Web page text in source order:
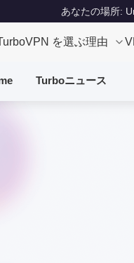
あなたの場所:
を選ぶ理由
Turboニュース